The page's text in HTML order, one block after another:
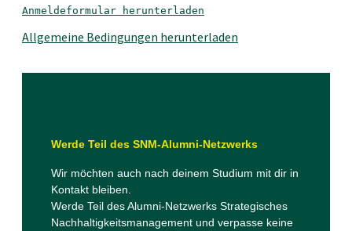
Anmeldeformular herunterladen
Allgemeine Bedingungen herunterladen